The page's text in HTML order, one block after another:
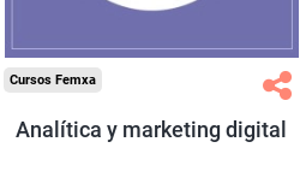
Compra segura
Cursos Femxa
Analítica y marketing digital